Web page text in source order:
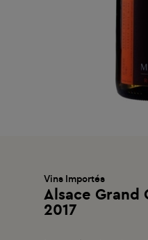
Vins Importés
Alsace Grand
2017